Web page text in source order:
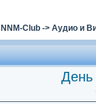
Club -> Аудио и
День